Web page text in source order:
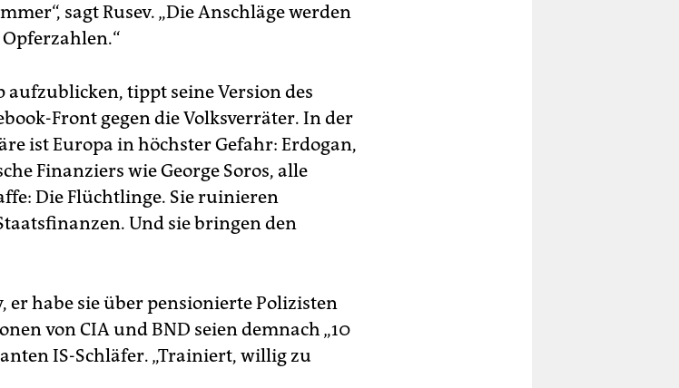
sagt Rusev. „Die Anschläge werden
aufzublicken, tippt seine Version des
Front gegen die Volksverräter. In der
ist Europa in höchster Gefahr: Erdogan,
Finanziers wie George Soros, alle
Die Flüchtlinge. Sie ruinieren
Und sie bringen den
er habe sie über pensionierte Polizisten
von CIA und BND seien demnach „10
IS-Schläfer. „Trainiert, willig zu